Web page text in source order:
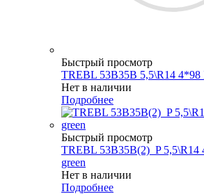
Быстрый просмотр
TREBL 53B35B 5,5\R14 4*98
Нет в наличии
Подробнее
Быстрый просмотр
TREBL 53B35B(2)_P 5,5\R14
green
Нет в наличии
Подробнее